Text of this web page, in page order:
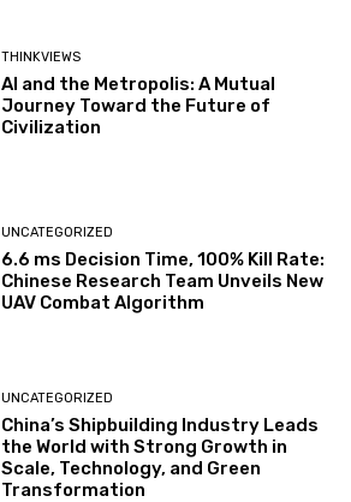
THINKVIEWS
AI and the Metropolis: A Mutual
Journey Toward the Future of
Civilization
UNCATEGORIZED
6.6 ms Decision Time, 100% Kill Rate:
Chinese Research Team Unveils New
UAV Combat Algorithm
UNCATEGORIZED
China’s Shipbuilding Industry Leads
the World with Strong Growth in
Scale, Technology, and Green
Transformation